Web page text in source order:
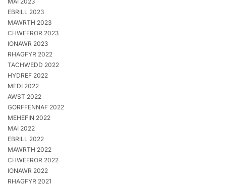
EBRILL 2023
MAWRTH 2023
CHWEFROR 2023
IONAWR 2023
RHAGFYR 2022
TACHWEDD 2022
HYDREF 2022
MEDI 2022
AWST 2022
GORFFENNAF 2022
MEHEFIN 2022
MAI 2022
EBRILL 2022
MAWRTH 2022
CHWEFROR 2022
IONAWR 2022
RHAGFYR 2021